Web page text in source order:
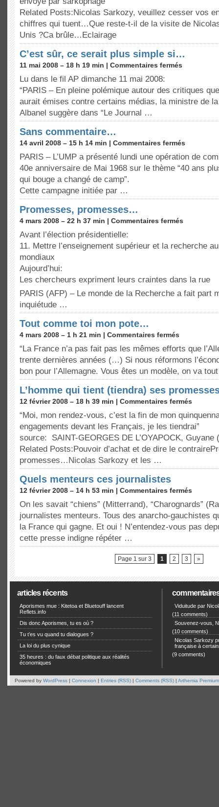
Related Posts:Nicolas Sarkozy, veuillez cesser vos
chiffres qui tuent…Que reste-t-il de la visite de
Unis ?Ca brûle…Eclairage
C’est sûr, ce serait plus simple si…
11 mai 2008 – 18 h 19 min | Commentaires fermés
Lu dans le fil AP dimanche 11 mai 2008:
“PARIS – En pleine polémique autour des critiques
aurait émises contre certains médias, la ministre de
Albanel suggère dans “Le Journal …
Sans commentaire…
14 avril 2008 – 15 h 14 min | Commentaires fermés
PARIS – L’UMP a présenté lundi une opération de
40e anniversaire de Mai 1968 sur le thème “40 ans
qui bouge a changé de camp”.
Cette campagne initiée par …
Promesses, promesses…
4 mars 2008 – 22 h 37 min | Commentaires fermés
Avant l’élection présidentielle:
11. Mettre l’enseignement supérieur et la recherche
mondiaux
Aujourd’hui:
Les chercheurs expriment leurs craintes dans la rue
PARIS (AFP) – Le monde de la Recherche a fait part
inquiétude …
Tout comme toi mon pote…
4 mars 2008 – 1 h 21 min | Commentaires fermés
“La France n’a pas fait pas les mêmes efforts que
trente dernières années (…) Si nous réformons
bon pour l’Allemagne. Vous êtes un modèle, on va
L’homme qui tient (tiendra) ses
12 février 2008 – 18 h 39 min | Commentaires fermés
“Moi, mon rendez-vous, c’est la fin de mon
engagements devant les Français, je les tiendrai”
source: SAINT-GEORGES DE L’OYAPOCK, Guyane
Related Posts:Pouvoir d’achat et de dire le
promesses…Nicolas Sarkozy et les …
Quels menteurs ces journalistes
12 février 2008 – 14 h 53 min | Commentaires fermés
On les savait “chiens” (Mitterrand), “Charognards”
journalistes menteurs. Tous des anarcho-gauchistes
la France qui gagne. Et oui ! N’entendez-vous pas
cette presse indigne répéter …
Page 1 sur 3 1 2 3 »
articles récents
Aporismes mue : Kitetoa et Bluetouff lancent
Reflets.info
Dis donc Aporismes, tu es où ?
Tu t’es vu quand tu dialogues ?
La loi du plus cynique
35 heures : du faux débat politique aux réalités
économiques
Viduitude par
(11 comments)
Souvenez-vous,
(10 comments)
Nicolas Sarkozy
française à
(9 comments)
Powered by WordPress | Connexion | Entries (RSS) | Comments (RSS) | Arthemia Premium